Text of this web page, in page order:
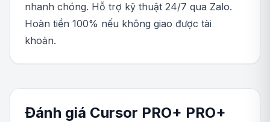
nhanh chóng. Hỗ trợ kỹ thuật 24/7 qua Zalo.
Hoàn tiền 100% nếu không giao được tài
khoản.
Đánh giá Cursor PRO+ PRO+